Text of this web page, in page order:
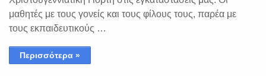
μαθητές με τους γονείς και τους φίλους τους, παρέα με
τους εκπαιδευτικούς …
Περισσότερα »